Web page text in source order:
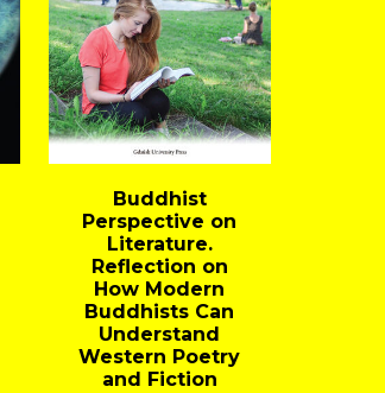
Buddhist
Perspective on
Literature.
Reflection on
How Modern
Buddhists Can
Understand
Western Poetry
and Fiction